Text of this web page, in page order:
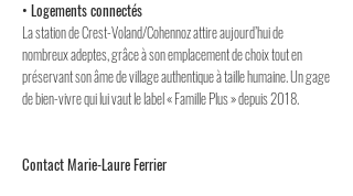
• Logements connectés
La station de Crest-Voland/Cohennoz attire aujourd’hui de
nombreux adeptes, grâce à son emplacement de choix tout en
préservant son âme de village authentique à taille humaine. Un gage
de bien-vivre qui lui vaut le label « Famille Plus » depuis 2018.
Contact Marie-Laure Ferrier